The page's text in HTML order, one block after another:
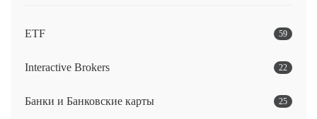
ETF 59
Interactive Brokers 22
Банки и Банковские карты 25